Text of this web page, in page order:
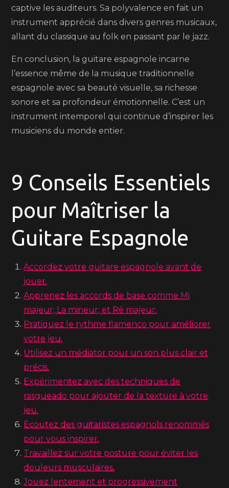
captive les auditeurs. Sa polyvalence en fait un
instrument apprécié dans divers genres musicaux,
allant du classique au folk en passant par le jazz.
En conclusion, la guitare espagnole incarne
l’essence même de la musique traditionnelle
espagnole avec sa beauté visuelle, sa richesse
sonore et sa profondeur émotionnelle. C’est un
instrument intemporel qui continue d’inspirer les
musiciens du monde entier.
9 Conseils Essentiels
pour Maîtriser la
Guitare Espagnole
Accordez votre guitare espagnole avant de
jouer.
Apprenez les accords de base comme Mi
majeur, La mineur, et Ré majeur.
Pratiquez le rythme flamenco pour améliorer
votre jeu.
Utilisez un médiator pour un son plus clair et
précis.
Expérimentez avec des techniques de
rasgueado pour ajouter de la texture à votre
jeu.
Écoutez des guitaristes espagnols renommés
pour vous inspirer.
Travaillez sur votre posture pour éviter les
douleurs musculaires.
Jouez lentement et progressivement